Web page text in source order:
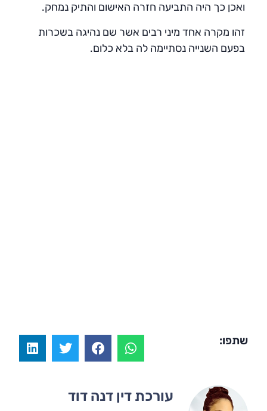
ואכן כך היה התביעה חזרה האישום והתיק נמחק.
זהו מקרה אחד מיני רבים אשר שם נהיגה בשכרות
בפעם השנייה נסתיימה לה בלא כלום.
שתפו:
עורכת דין דנה דוד